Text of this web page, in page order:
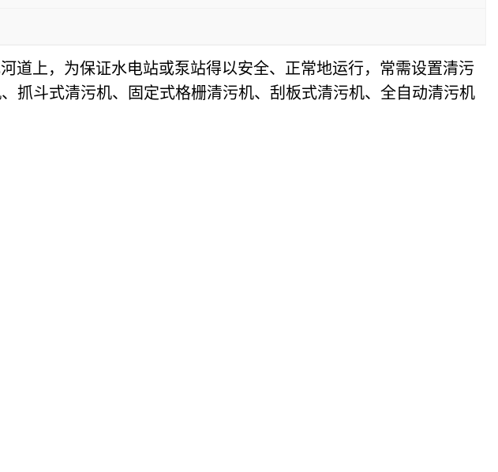
道上，为保证水电站或泵站得以安全、正常地运行，常需设置清污
抓斗式清污机、固定式格栅清污机、刮板式清污机、全自动清污机